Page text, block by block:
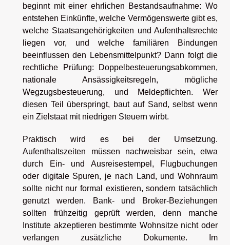
beginnt mit einer ehrlichen Bestandsaufnahme: Wo
entstehen Einkünfte, welche Vermögenswerte gibt es,
welche Staatsangehörigkeiten und Aufenthaltsrechte
liegen vor, und welche familiären Bindungen
beeinflussen den Lebensmittelpunkt? Dann folgt die
rechtliche Prüfung: Doppelbesteuerungsabkommen,
nationale Ansässigkeitsregeln, mögliche
Wegzugsbesteuerung, und Meldepflichten. Wer
diesen Teil überspringt, baut auf Sand, selbst wenn
ein Zielstaat mit niedrigen Steuern wirbt.
Praktisch wird es bei der Umsetzung.
Aufenthaltszeiten müssen nachweisbar sein, etwa
durch Ein- und Ausreisestempel, Flugbuchungen
oder digitale Spuren, je nach Land, und Wohnraum
sollte nicht nur formal existieren, sondern tatsächlich
genutzt werden. Bank- und Broker-Beziehungen
sollten frühzeitig geprüft werden, denn manche
Institute akzeptieren bestimmte Wohnsitze nicht oder
verlangen zusätzliche Dokumente. Im